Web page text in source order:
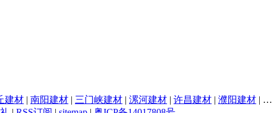
建材 | 南阳建材 | 三门峡建材 | 漯河建材 | 许昌建材 | 濮阳建材 | 焦